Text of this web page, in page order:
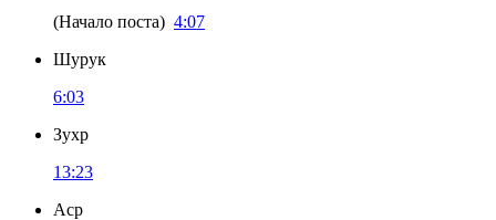
(Начало поста) 4:07
Шурук
6:03
Зухр
13:23
Аср